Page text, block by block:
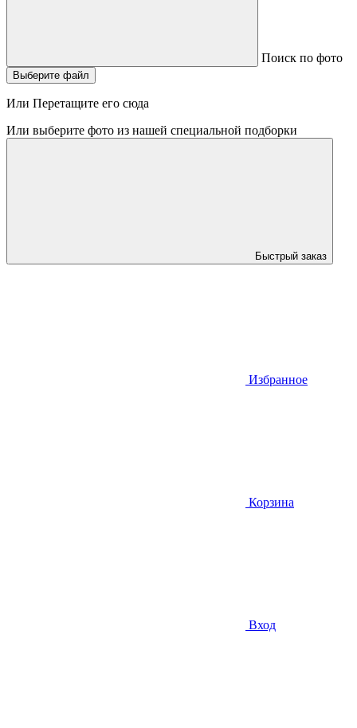
Поиск по фото
Выберите файл
Или Перетащите его сюда
Или выберите фото из нашей специальной подборки
Быстрый заказ
Избранное
Корзина
Вход